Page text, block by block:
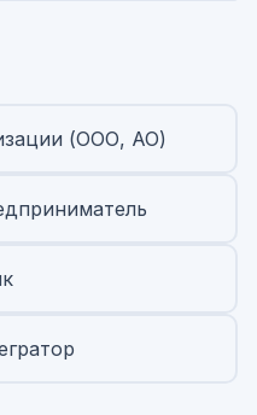
(ООО, АО)